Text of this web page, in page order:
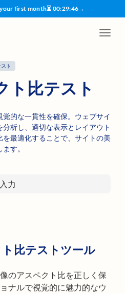
your first month⏳ 00:29:45→
ト
ト比テスト
的な一貫性を確保。ウェブサイ
分析し、適切な表示とレイアウト
最適化することで、サイトの美
す。
比テストツール
のアスペクト比を正しく保
ナルで視覚的に魅力的なウ